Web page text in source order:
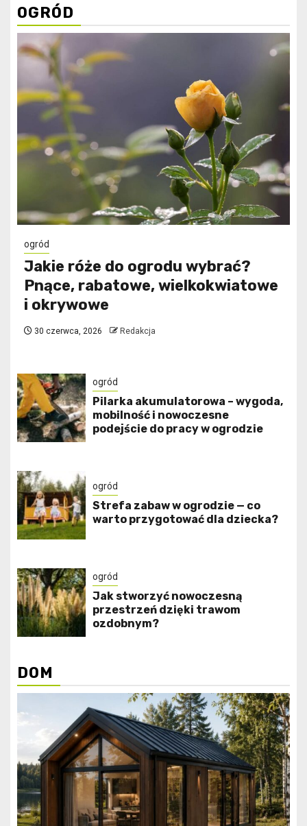
OGRÓD
ogród
Jakie róże do ogrodu wybrać?
Pnące, rabatowe, wielkokwiatowe
i okrywowe
30 czerwca, 2026 Redakcja
ogród
Pilarka akumulatorowa – wygoda,
mobilność i nowoczesne
podejście do pracy w ogrodzie
ogród
Strefa zabaw w ogrodzie — co
warto przygotować dla dziecka?
ogród
Jak stworzyć nowoczesną
przestrzeń dzięki trawom
ozdobnym?
DOM